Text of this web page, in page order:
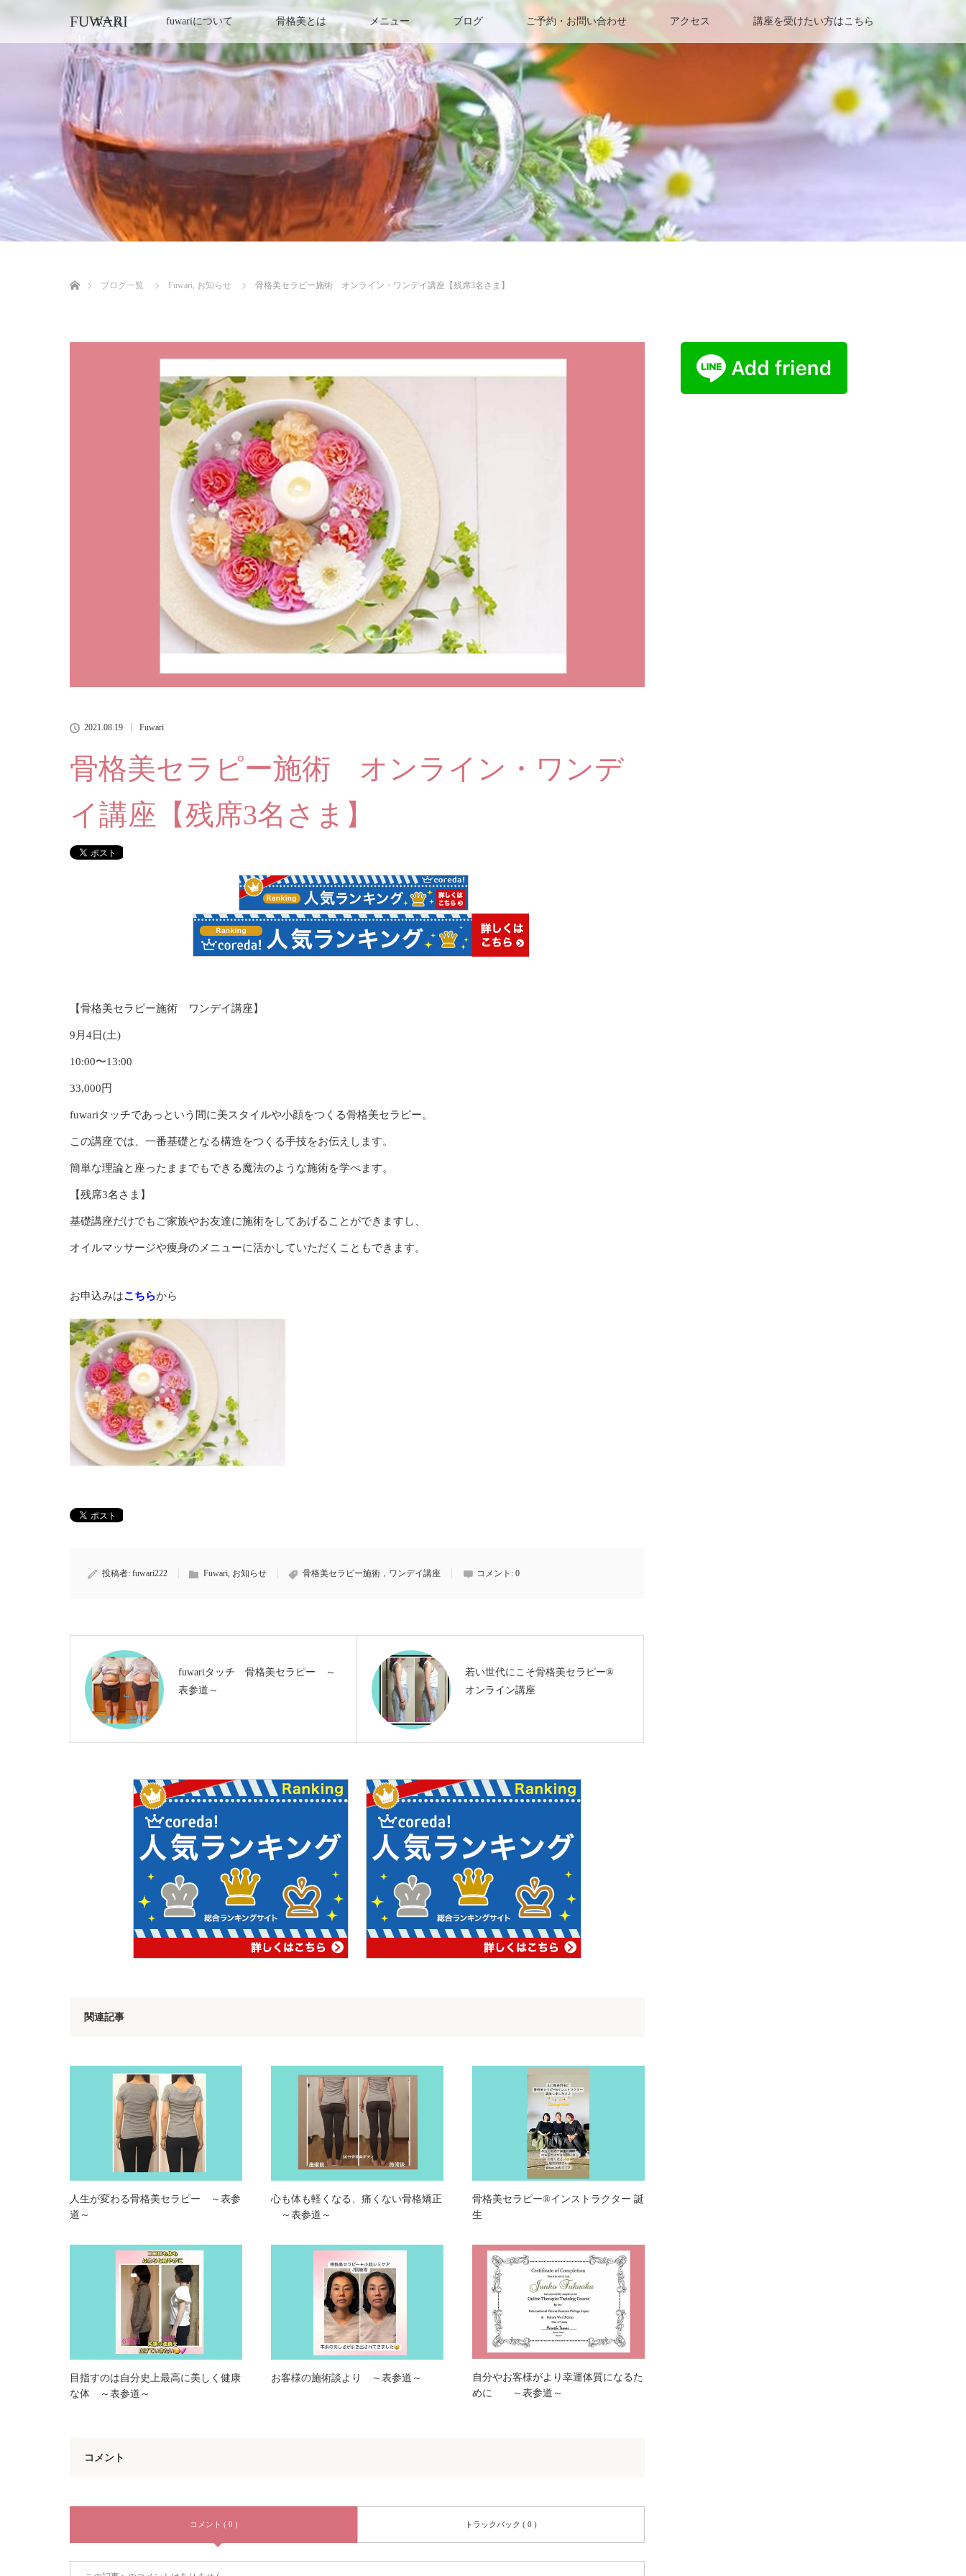
FUWARI
ホーム fuwariについて 骨格美とは メニュー ブログ ご予約・お問い合わせ アクセス 講座を受けたい方はこちら
ブログ一覧
Fuwari, お知らせ 骨格美セラピー施術 オンライン・ワンデイ講座【残席3名さま】
2021.08.19 Fuwari
骨格美セラピー施術 オンライン・ワンデ
イ講座【残席3名さま】
【骨格美セラピー施術 ワンデイ講座】
9月4日(土)
10:00〜13:00
33,000円
fuwariタッチであっという間に美スタイルや小顔をつくる骨格美セラピー。
この講座では、一番基礎となる構造をつくる手技をお伝えします。
簡単な理論と座ったままでもできる魔法のような施術を学べます。
【残席3名さま】
基礎講座だけでもご家族やお友達に施術をしてあげることができますし、
オイルマッサージや痩身のメニューに活かしていただくこともできます。
お申込みはこちらから
投稿者: fuwari222 Fuwari, お知らせ 骨格美セラピー施術，ワンデイ講座 コメント: 0
fuwariタッチ 骨格美セラピー ～
表参道～
若い世代にこそ骨格美セラピー®︎
オンライン講座
関連記事
人生が変わる骨格美セラピー ～表参
道～
心も体も軽くなる、痛くない骨格矯正
～表参道～
骨格美セラピー®インストラクター 誕
生
目指すのは自分史上最高に美しく健康
な体 ～表参道～
お客様の施術談より ～表参道～
自分やお客様がより幸運体質になるた
めに ～表参道～
コメント
コメント ( 0 ) トラックバック ( 0 )